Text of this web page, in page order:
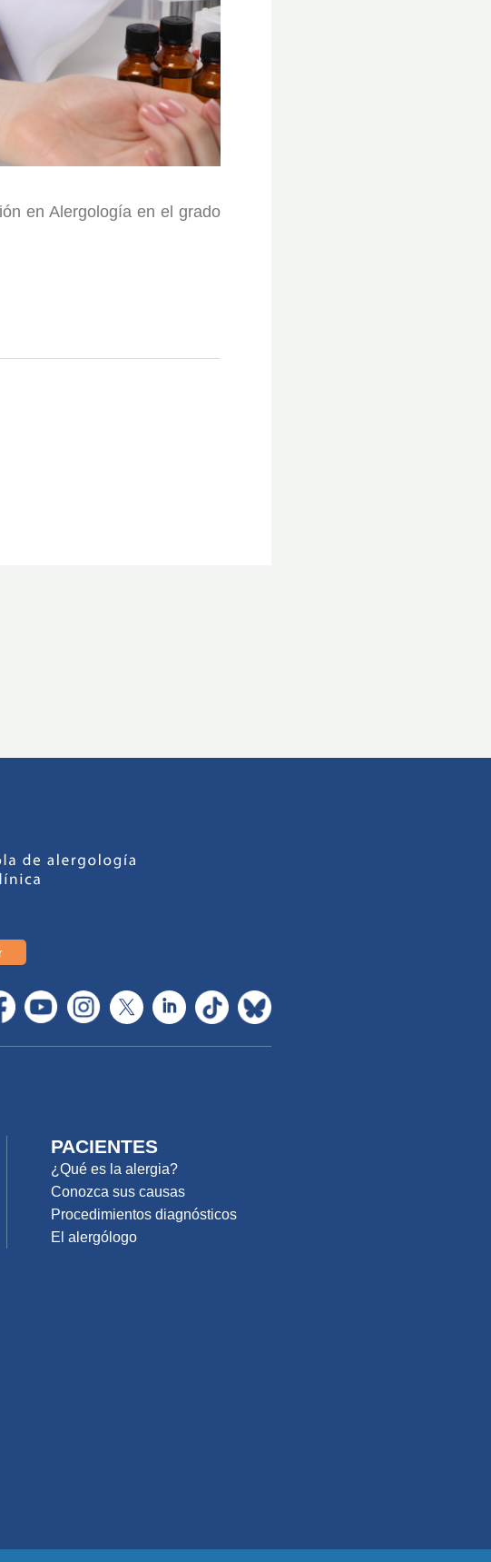
en Alergología en el grado
PACIENTES
¿Qué es la alergia?
Conozca sus causas
Procedimientos diagnósticos
El alergólogo